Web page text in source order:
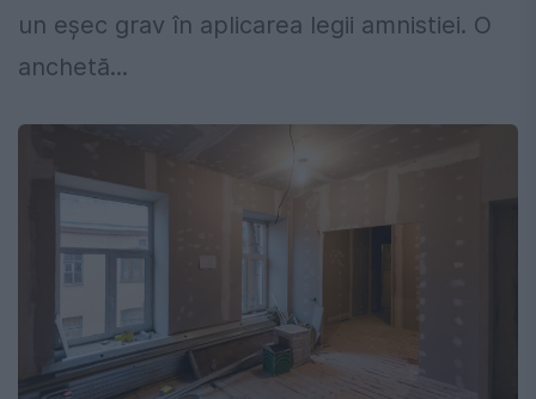
un eșec grav în aplicarea legii amnistiei. O
anchetă...